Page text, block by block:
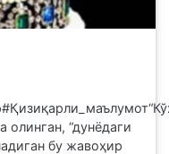
олинган, “дунёдаги
бу жавоҳир